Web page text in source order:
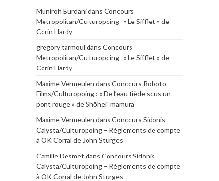
Muniroh Burdanidans Concours
Metropolitan/Culturopoing -« Le Sifflet » de
Corin Hardy
gregory tarmoul dans Concours
Metropolitan/Culturopoing -« Le Sifflet » de
Corin Hardy
Maxime Vermeulen dans Concours Roboto
Films/Culturopoing : « De l’eau tiède sous un
pont rouge » de Shōhei Imamura
Maxime Vermeulen dans Concours Sidonis
Calysta/Culturopoing – Règlements de compte
à OK Corral de John Sturges
Camille Desmet dans Concours Sidonis
Calysta/Culturopoing – Règlements de compte
à OK Corral de John Sturges